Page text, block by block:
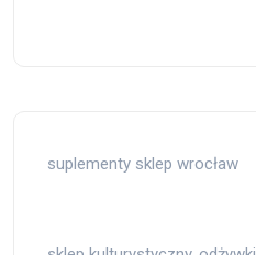
suplementy sklep wrocław